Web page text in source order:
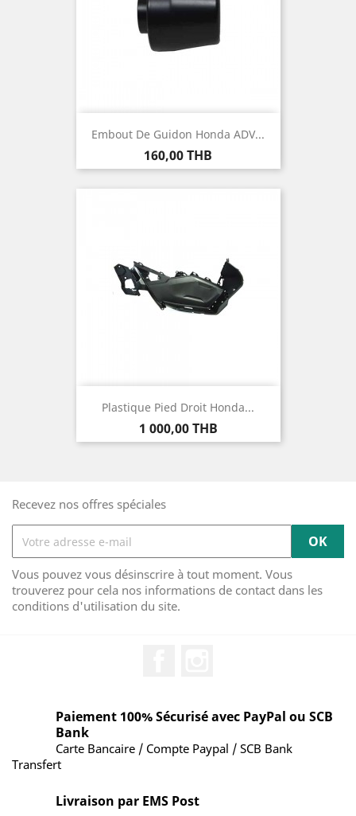
Embout De Guidon Honda ADV...
Prix
160,00 THB
Plastique Pied Droit Honda...
Prix
1 000,00 THB
Recevez nos offres spéciales
Vous pouvez vous désinscrire à tout moment. Vous
trouverez pour cela nos informations de contact dans les
conditions d'utilisation du site.
Paiement 100% Sécurisé avec PayPal ou SCB
Bank
Carte Bancaire / Compte Paypal / SCB Bank
Transfert
Livraison par EMS Post